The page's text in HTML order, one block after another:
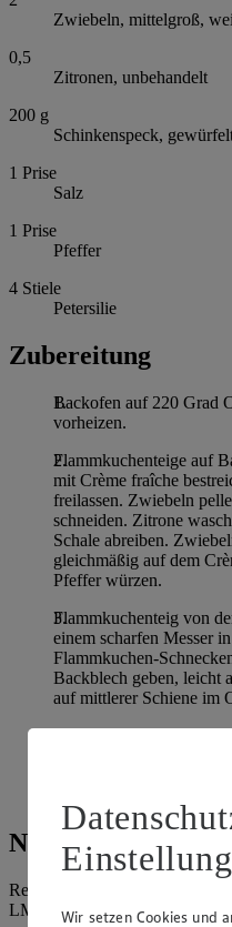
Zwiebeln, mittelgroß,
0,5
Zitronen, unbehandelt
200 g
Schinkenspeck,
1 Prise
Salz
1 Prise
Pfeffer
4 Stiele
Petersilie
Zubereitung
Backofen auf 220 Grad
vorheizen.
Flammkuchenteige auf
mit Crème fraîche
freilassen. Zwiebeln
schneiden. Zitrone
Schale abreiben.
gleichmäßig auf dem
Pfeffer würzen.
Flammkuchenteig von
einem scharfen Messer
Flammkuchen-
Backblech geben, leicht
auf mittlerer Schiene im
trocken schütteln und
Nährwerte
Referenzmenge für einen
LMIV (8.400 kJ/2.000 kcal).
Wir setzen Cookies und